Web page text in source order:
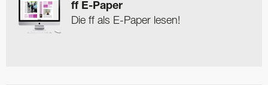
ff E-Paper
Die ff als E-Paper lesen!